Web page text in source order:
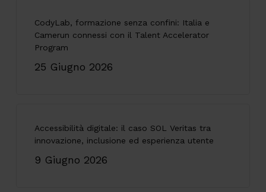
CodyLab, formazione senza confini: Italia e
Camerun connessi con il Talent Accelerator
Program
25 Giugno 2026
Accessibilità digitale: il caso SOL Veritas tra
innovazione, inclusione ed esperienza utente
9 Giugno 2026